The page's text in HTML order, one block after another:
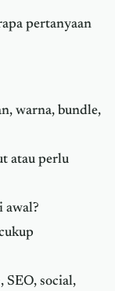
pertanyaan
warna, bundle,
atau perlu
awal?
SEO, social,